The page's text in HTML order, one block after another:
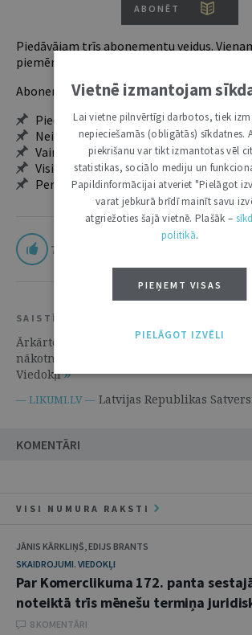
ABONĒT
Piedāvājam trīs abonementu veidus.
piemērotākais ir "Mazais" (3, 6 un 12
Abonentu ieguvumi:
Pieeja jaunākajam izdevumam
Neierobežota pieeja arhīvam – 24 h/7 d.
Vairāk nekā 18 000 rakstu un 2000
Visi tematiskie numuri un ikgadējie
Personalizētās iespējas – piezīmes,
7
SAISTĪTIE RESURSI
Ārkārtējās situācijas normatīvais
nākotnes izaicinājumi | 9. Februāris
Viedokļi
— LIKUMI.LV — Latvijas Republikas
KOMENTĀRI
VISI NUMURA RAKSTI
JĀNIS KĀRKLIŅŠ, EDIJS BRANTS
SKAIDROJUMI. VIEDOKĻI
Par Komerclikuma 172. panta
noteiktā trīs mēnešu termiņa
8 KOMENTĀRI
Vietnē izmantojam
Lai vietne pilnvērtīgi darbotos, tiek
nepieciešamās (obligātās) sīkdatnes.
piekrišanu var tikt izmantotas vēl
statistikas, sociālo mediju un
Papildinformācijai atveriet "Pielāgot
varat jebkurā brīdī mainīt savu
atgriežoties šajā vietnē. Plašāk –
politikā.
PIEŅEMT VISAS
PIELĀGOT IZVĒLI